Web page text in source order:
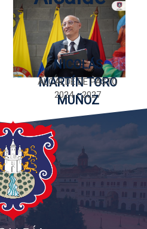
NICOLÁS
MARTÍN TORO
MUÑOZ
ALCALDE DE PASTO
2024 - 2027